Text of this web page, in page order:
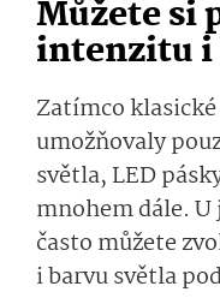
Můžete si
intenzitu i
Zatímco
umožňovaly
světla, LED
mnohem dále.
často můžete
i barvu světla